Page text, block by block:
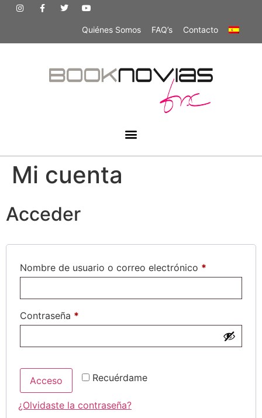
Quiénes Somos FAQ’s Contacto
Mi cuenta
Acceder
Nombre de usuario o correo electrónico *
Contraseña *
Recuérdame
Acceso
¿Olvidaste la contraseña?